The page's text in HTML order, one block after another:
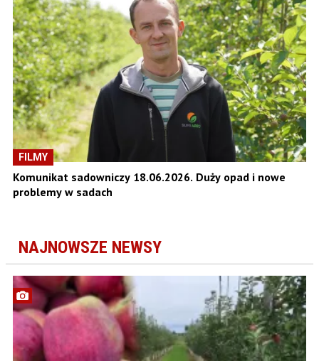
FILMY
Komunikat sadowniczy 18.06.2026. Duży opad i nowe
problemy w sadach
NAJNOWSZE NEWSY